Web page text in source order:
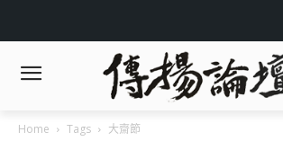
Home Tags 大齋節